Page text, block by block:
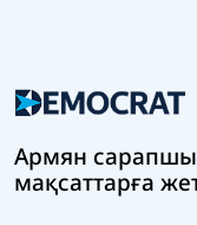
Армян
мақсаттарға